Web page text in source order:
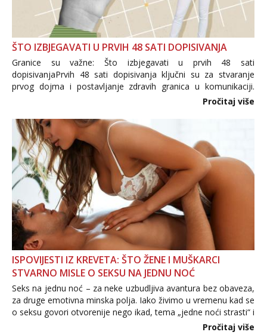
ŠTO IZBJEGAVATI U PRVIH 48 SATI DOPISIVANJA
Granice su važne: Što izbjegavati u prvih 48 sati
dopisivanjaPrvih 48 sati dopisivanja ključni su za stvaranje
prvog dojma i postavljanje zdravih granica u komunikaciji.
Važno je izbjeći prebrzo otkrivanje osobnih ili intimnih
informacija, jer nepoznata osoba još nije zaslužila to
povjerenje. Takođe...
Pročitaj više
ISPOVIJESTI IZ KREVETA: ŠTO ŽENE I MUŠKARCI
STVARNO MISLE O SEKSU NA JEDNU NOĆ
Seks na jednu noć – za neke uzbudljiva avantura bez obaveza,
za druge emotivna minska polja. Iako živimo u vremenu kad se
o seksu govori otvorenije nego ikad, tema „jedne noći strasti“ i
dalje izaziva burne rasprave. Što zapravo misle žene, a što
Pročitaj više